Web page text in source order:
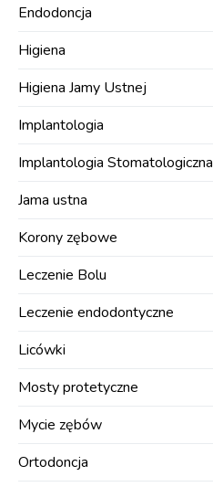
Endodoncja
Higiena
Higiena Jamy Ustnej
Implantologia
Implantologia Stomatologiczna
Jama ustna
Korony zębowe
Leczenie Bolu
Leczenie endodontyczne
Licówki
Mosty protetyczne
Mycie zębów
Ortodoncja